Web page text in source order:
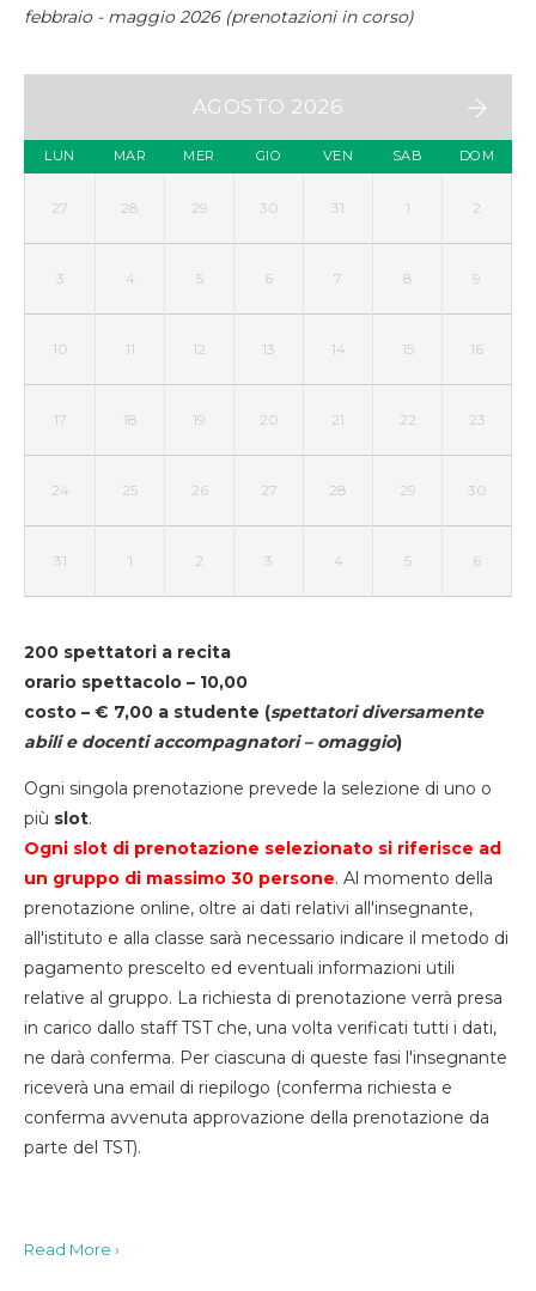
febbraio - maggio 2026 (prenotazioni in corso)
AGOSTO 2026
LUN MAR MER GIO VEN SAB DOM
27 28 29 30 31 1 2
3 4 5 6 7 8 9
10 11 12 13 14 15 16
17 18 19 20 21 22 23
24 25 26 27 28 29 30
31 1 2 3 4 5 6
200 spettatori a recita
orario spettacolo – 10,00
costo – € 7,00 a studente (spettatori diversamente
abili e docenti accompagnatori – omaggio)
Ogni singola prenotazione prevede la selezione di uno o
più slot.
Ogni slot di prenotazione selezionato si riferisce ad
un gruppo di massimo 30 persone. Al momento della
prenotazione online, oltre ai dati relativi all'insegnante,
all'istituto e alla classe sarà necessario indicare il metodo di
pagamento prescelto ed eventuali informazioni utili
relative al gruppo. La richiesta di prenotazione verrà presa
in carico dallo staff TST che, una volta verificati tutti i dati,
ne darà conferma. Per ciascuna di queste fasi l'insegnante
riceverà una email di riepilogo (conferma richiesta e
conferma avvenuta approvazione della prenotazione da
parte del TST).
Read More ›